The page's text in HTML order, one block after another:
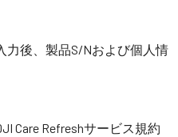
力後、製品S/Nおよび個人情
Care Refreshサービス規約